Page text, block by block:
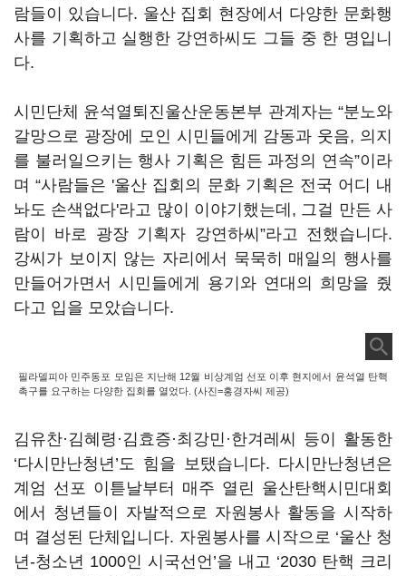
람들이 있습니다. 울산 집회 현장에서 다양한 문화행
사를 기획하고 실행한 강연하씨도 그들 중 한 명입니
다.
시민단체 윤석열퇴진울산운동본부 관계자는 “분노와
갈망으로 광장에 모인 시민들에게 감동과 웃음, 의지
를 불러일으키는 행사 기획은 힘든 과정의 연속”이라
며 “사람들은 '울산 집회의 문화 기획은 전국 어디 내
놔도 손색없다'라고 많이 이야기했는데, 그걸 만든 사
람이 바로 광장 기획자 강연하씨”라고 전했습니다.
강씨가 보이지 않는 자리에서 묵묵히 매일의 행사를
만들어가면서 시민들에게 용기와 연대의 희망을 줬
다고 입을 모았습니다.
필라델피아 민주동포 모임은 지난해 12월 비상계엄 선포 이후 현지에서 윤석열 탄핵
촉구를 요구하는 다양한 집회를 열었다. (사진=홍경자씨 제공)
김유찬·김혜령·김효증·최강민·한겨레씨 등이 활동한
‘다시만난청년’도 힘을 보탰습니다. 다시만난청년은
계엄 선포 이튿날부터 매주 열린 울산탄핵시민대회
에서 청년들이 자발적으로 자원봉사 활동을 시작하
며 결성된 단체입니다. 자원봉사를 시작으로 ‘울산 청
년-청소년 1000인 시국선언’을 내고 ‘2030 탄핵 크리